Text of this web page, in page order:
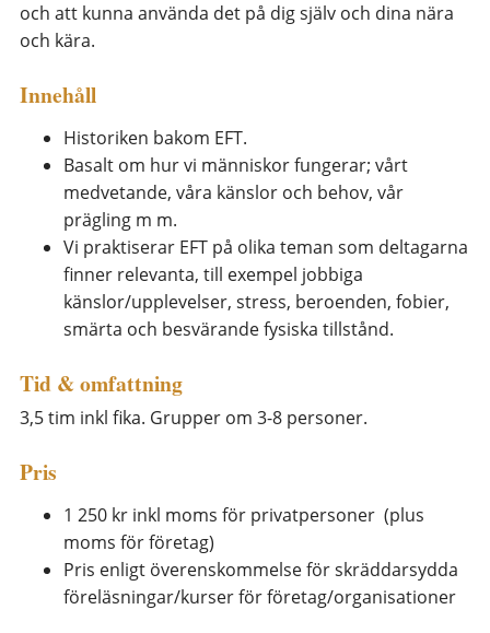
och att kunna använda det på dig själv och dina nära
och kära.
Innehåll
Historiken bakom EFT.
Basalt om hur vi människor fungerar; vårt
medvetande, våra känslor och behov, vår
prägling m m.
Vi praktiserar EFT på olika teman som deltagarna
finner relevanta, till exempel jobbiga
känslor/upplevelser, stress, beroenden, fobier,
smärta och besvärande fysiska tillstånd.
Tid & omfattning
3,5 tim inkl fika. Grupper om 3-8 personer.
Pris
1 250 kr inkl moms för privatpersoner (plus
moms för företag)
Pris enligt överenskommelse för skräddarsydda
föreläsningar/kurser för företag/organisationer